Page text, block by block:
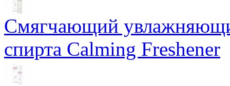
Смягчающий
спирта Calming Freshener